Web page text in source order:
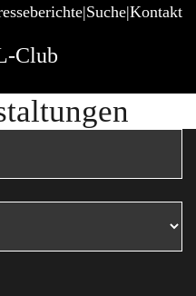
Suche Kontakt
Club